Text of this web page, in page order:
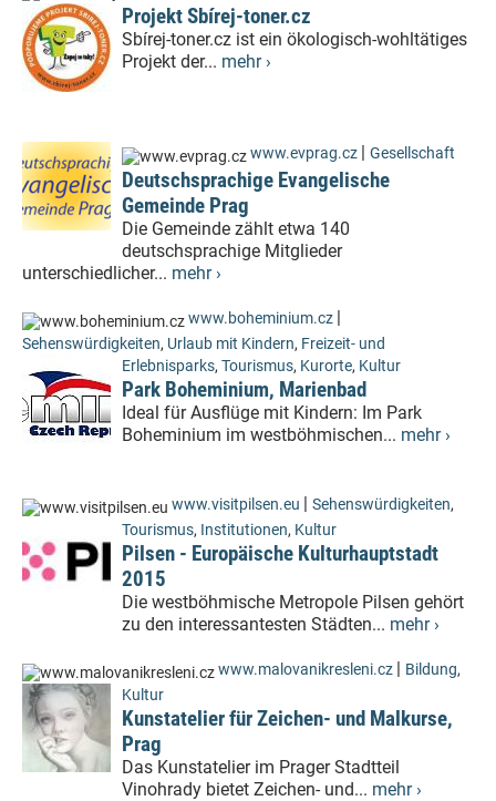
Projekt Sbírej-toner.cz
Sbírej-toner.cz ist ein ökologisch-wohltätiges
Projekt der... mehr ›
www.evprag.cz | Gesellschaft
Deutschsprachige Evangelische
Gemeinde Prag
Die Gemeinde zählt etwa 140
deutschsprachige Mitglieder
unterschiedlicher... mehr ›
www.boheminium.cz |
Sehenswürdigkeiten, Urlaub mit Kindern, Freizeit- und
Erlebnisparks, Tourismus, Kurorte, Kultur
Park Boheminium, Marienbad
Ideal für Ausflüge mit Kindern: Im Park
Boheminium im westböhmischen... mehr ›
www.visitpilsen.eu | Sehenswürdigkeiten,
Tourismus, Institutionen, Kultur
Pilsen - Europäische Kulturhauptstadt
2015
Die westböhmische Metropole Pilsen gehört
zu den interessantesten Städten... mehr ›
www.malovanikresleni.cz | Bildung,
Kultur
Kunstatelier für Zeichen- und Malkurse,
Prag
Das Kunstatelier im Prager Stadtteil
Vinohrady bietet Zeichen- und... mehr ›